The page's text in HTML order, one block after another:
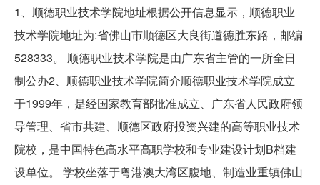
1、顺德职业技术学院地址根据公开信息显示，顺德职业
技术学院地址为:省佛山市顺德区大良街道德胜东路，邮编
528333。 顺德职业技术学院是由广东省主管的一所全日
制公办2、顺德职业技术学院简介顺德职业技术学院成立
于1999年，是经国家教育部批准成立、广东省人民政府领
导管理、省市共建、顺德区政府投资兴建的高等职业技术
院校，是中国特色高水平高职学校和专业建设计划B档建
设单位。 学校坐落于粤港澳大湾区腹地、制造业重镇佛山